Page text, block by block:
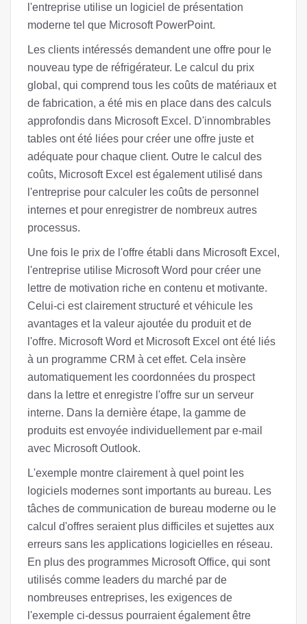
l'entreprise utilise un logiciel de présentation
moderne tel que Microsoft PowerPoint.
Les clients intéressés demandent une offre pour le
nouveau type de réfrigérateur. Le calcul du prix
global, qui comprend tous les coûts de matériaux et
de fabrication, a été mis en place dans des calculs
approfondis dans Microsoft Excel. D'innombrables
tables ont été liées pour créer une offre juste et
adéquate pour chaque client. Outre le calcul des
coûts, Microsoft Excel est également utilisé dans
l'entreprise pour calculer les coûts de personnel
internes et pour enregistrer de nombreux autres
processus.
Une fois le prix de l'offre établi dans Microsoft Excel,
l'entreprise utilise Microsoft Word pour créer une
lettre de motivation riche en contenu et motivante.
Celui-ci est clairement structuré et véhicule les
avantages et la valeur ajoutée du produit et de
l'offre. Microsoft Word et Microsoft Excel ont été liés
à un programme CRM à cet effet. Cela insère
automatiquement les coordonnées du prospect
dans la lettre et enregistre l'offre sur un serveur
interne. Dans la dernière étape, la gamme de
produits est envoyée individuellement par e-mail
avec Microsoft Outlook.
L'exemple montre clairement à quel point les
logiciels modernes sont importants au bureau. Les
tâches de communication de bureau moderne ou le
calcul d'offres seraient plus difficiles et sujettes aux
erreurs sans les applications logicielles en réseau.
En plus des programmes Microsoft Office, qui sont
utilisés comme leaders du marché par de
nombreuses entreprises, les exigences de
l'exemple ci-dessus pourraient également être